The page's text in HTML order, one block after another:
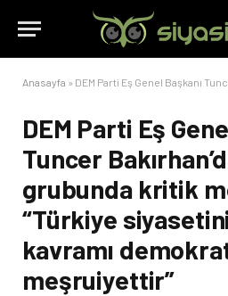
Anasayfa » DEM Parti Eş Genel Başkanı Tuncer Bakırhan’dan Meclis grubunda kritik
DEM Parti Eş
Tuncer
grubunda kritik
“Türkiye
kavramı
meşruiyettir”